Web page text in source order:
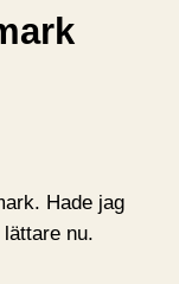
Hade jag
nu.